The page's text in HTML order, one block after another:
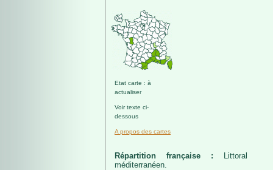
Etat carte : à
actualiser
Voir texte ci-
dessous
A propos des cartes
Répartition française :
Littoral
méditerranéen.